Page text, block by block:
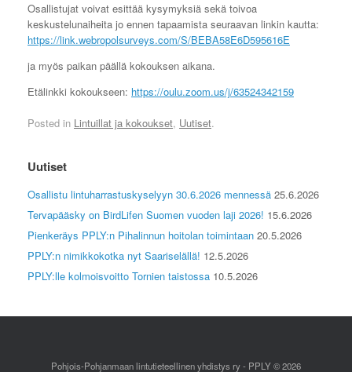
Osallistujat voivat esittää kysymyksiä sekä toivoa
keskustelunaiheita jo ennen tapaamista seuraavan linkin kautta:
https://link.webropolsurveys.com/S/BEBA58E6D595616E
ja myös paikan päällä kokouksen aikana.
Etälinkki kokoukseen: https://oulu.zoom.us/j/63524342159
Posted in Lintuillat ja kokoukset, Uutiset.
Uutiset
Osallistu lintuharrastuskyselyyn 30.6.2026 mennessä 25.6.2026
Tervapääsky on BirdLifen Suomen vuoden laji 2026! 15.6.2026
Pienkeräys PPLY:n Pihalinnun hoitolan toimintaan 20.5.2026
PPLY:n nimikkokotka nyt Saariselällä! 12.5.2026
PPLY:lle kolmoisvoitto Tornien taistossa 10.5.2026
Pohjois-Pohjanmaan lintutieteellinen yhdistys ry - PPLY © 2026